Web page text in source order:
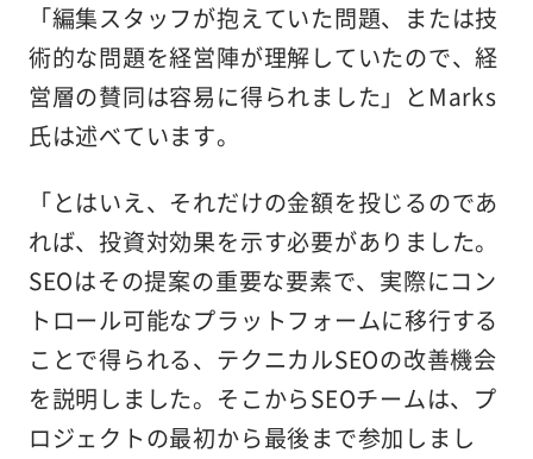
「編集スタッフが抱えていた問題、または技
術的な問題を経営陣が理解していたので、経
営層の賛同は容易に得られました」とMarks
氏は述べています。
「とはいえ、それだけの金額を投じるのであ
れば、投資対効果を示す必要がありました。
SEOはその提案の重要な要素で、実際にコン
トロール可能なプラットフォームに移行する
ことで得られる、テクニカルSEOの改善機会
を説明しました。そこからSEOチームは、プ
ロジェクトの最初から最後まで参加しまし